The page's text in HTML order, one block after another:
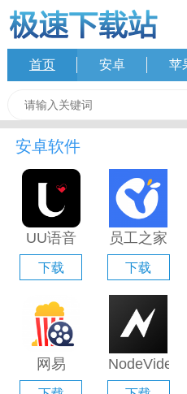
首页 安卓 苹
安卓软件
UU语音
电脑版
「含模拟
器」
下载
员工之家
电脑版
「含模拟
下载
网易
Filmly电
NodeVideo
电脑版